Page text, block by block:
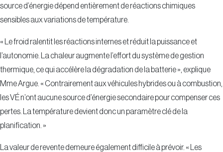
source d’énergie dépend entièrement de réactions chimiques
sensibles aux variations de température.
« Le froid ralentit les réactions internes et réduit la puissance et
l’autonomie. La chaleur augmente l’effort du système de gestion
thermique, ce qui accélère la dégradation de la batterie », explique
Mme Argue. « Contrairement aux véhicules hybrides ou à combustion,
les VÉ n’ont aucune source d’énergie secondaire pour compenser ces
pertes. La température devient donc un paramètre clé de la
planification. »
La valeur de revente demeure également difficile à prévoir. « Les